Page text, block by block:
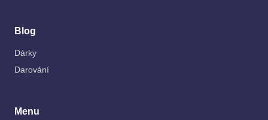
Blog
Dárky
Darování
Menu